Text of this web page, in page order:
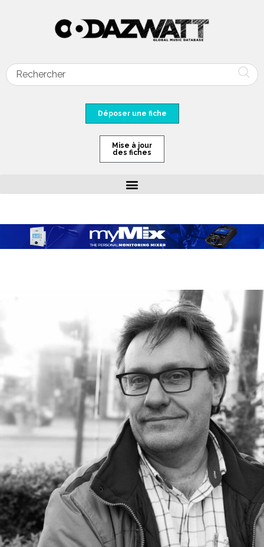
Déposer une fiche
Mise à jour
des fiches